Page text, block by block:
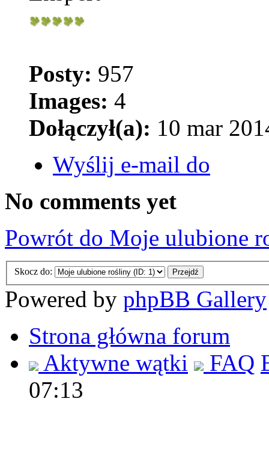
Posty: 957
Images: 4
Dołączył(a): 10 mar
Wyślij e-mail do
No comments yet
Powrót do Moje ulubione
Skocz do:
Powered by phpBB Gallery
Strona główna forum
Aktywne wątki
FAQ
07:13